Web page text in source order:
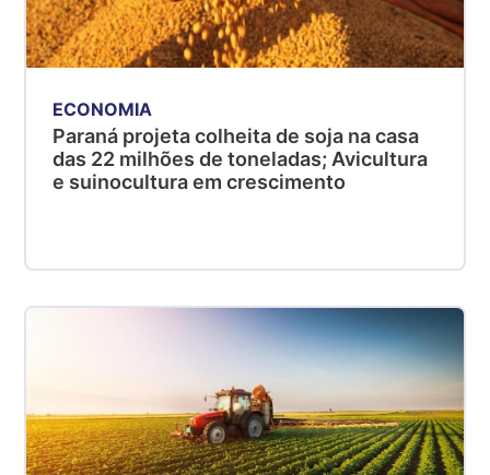
ECONOMIA
Paraná projeta colheita de soja na casa
das 22 milhões de toneladas; Avicultura
e suinocultura em crescimento